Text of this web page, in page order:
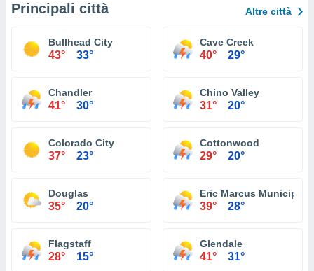
Principali città Altre città
Bullhead City
43° 33°
Cave Creek
40° 29°
Chandler
41° 30°
Chino Valley
31° 20°
Colorado City
37° 23°
Cottonwood
29° 20°
Douglas
35° 20°
Eric Marcus Municipal
39° 28°
Flagstaff
28° 15°
Glendale
41° 31°